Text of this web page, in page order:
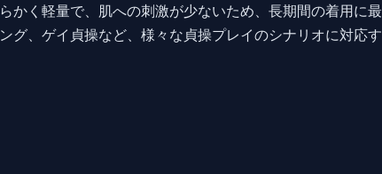
かく軽量で、肌への刺激が少ないため、長期間の着用に最
グ、ゲイ貞操など、様々な貞操プレイのシナリオに対応す